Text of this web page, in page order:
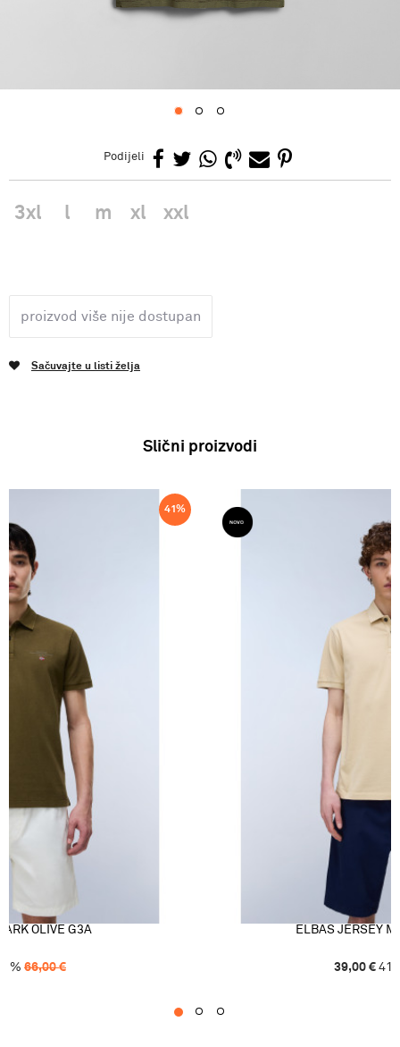
Podijeli
3xl l m xl xxl
proizvod više nije dostupan
Sačuvajte u listi želja
Slični proizvodi
41%
OLIVE G3A
% 66,00€
ELBAS JERSEY
39,00 € 41